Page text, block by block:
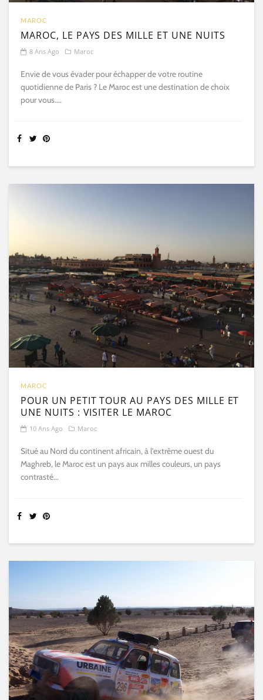
MAROC
MAROC, LE PAYS DES MILLE ET UNE NUITS
8 Ans Ago Maroc
Envie de vous évader pour échapper de votre routine
quotidienne de Paris ? Le Maroc est une destination de choix
pour vous....
MAROC
POUR UN PETIT TOUR AU PAYS DES MILLE ET
UNE NUITS : VISITER LE MAROC
10 Ans Ago Maroc
Situé au Nord du continent africain, à l’extrême ouest du
Maghreb, le Maroc est un pays aux milles couleurs, un pays
contrasté...